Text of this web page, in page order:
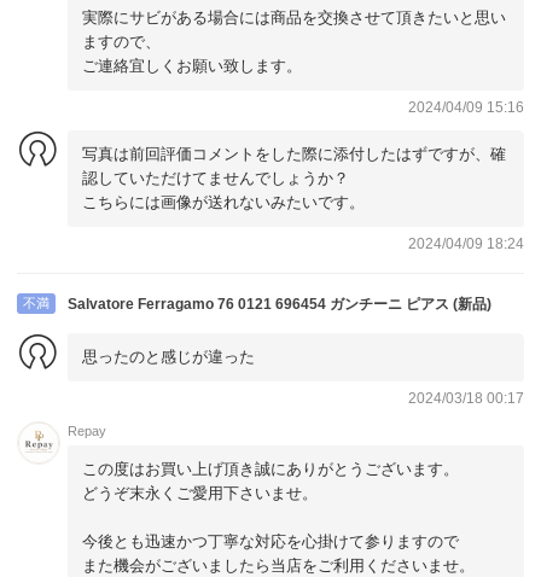
実際にサビがある場合には商品を交換させて頂きたいと思い
ますので、
ご連絡宜しくお願い致します。
2024/04/09 15:16
写真は前回評価コメントをした際に添付したはずですが、確
認していただけてませんでしょうか？
こちらには画像が送れないみたいです。
2024/04/09 18:24
不満 Salvatore Ferragamo 76 0121 696454 ガンチーニ ピアス (新品)
思ったのと感じが違った
2024/03/18 00:17
Repay
この度はお買い上げ頂き誠にありがとうございます。
どうぞ末永くご愛用下さいませ。
今後とも迅速かつ丁寧な対応を心掛けて参りますので
また機会がございましたら当店をご利用くださいませ。